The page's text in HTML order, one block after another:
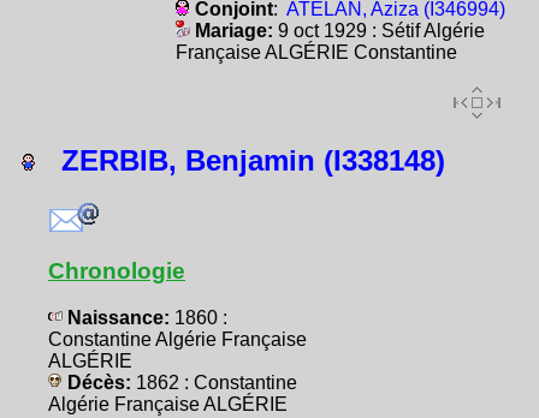
Conjoint: ATELAN, Aziza (I346994)
Mariage: 9 oct 1929 : Sétif Algérie
Française ALGÉRIE Constantine
ZERBIB, Benjamin (I338148)
Chronologie
Naissance: 1860 :
Constantine Algérie Française
ALGÉRIE
Décès: 1862 : Constantine
Algérie Française ALGÉRIE